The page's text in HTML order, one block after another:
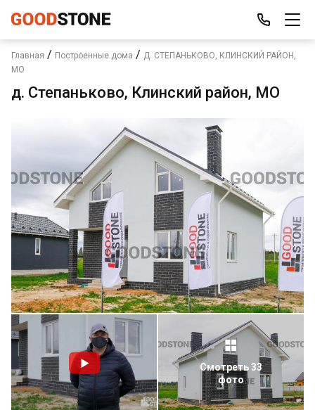
Главная / Построенные дома / Д. СТЕПАНЬКОВО, КЛИНСКИЙ РАЙОН,
МО
д. Степаньково, Клинский район, МО
Смотреть 33
фото